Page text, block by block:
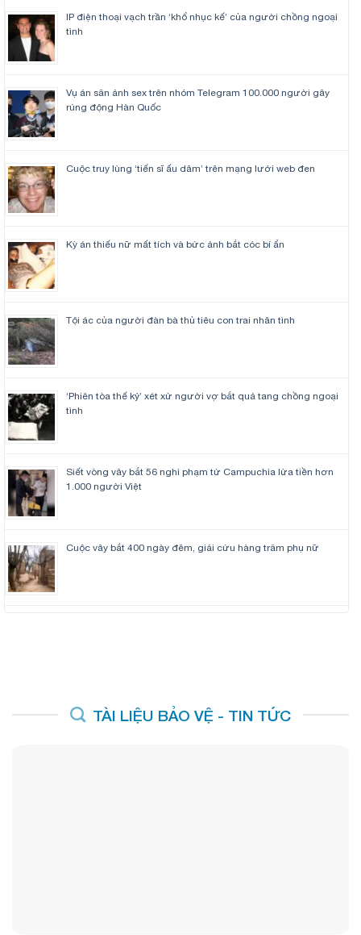
IP điện thoại vạch trần ‘khổ nhục kế’ của người chồng ngoại
tình
Vụ án săn ảnh sex trên nhóm Telegram 100.000 người gây
rúng động Hàn Quốc
Cuộc truy lùng ‘tiến sĩ ấu dâm’ trên mạng lưới web đen
Kỳ án thiếu nữ mất tích và bức ảnh bắt cóc bí ẩn
Tội ác của người đàn bà thủ tiêu con trai nhân tình
‘Phiên tòa thế kỷ’ xét xử người vợ bắt quả tang chồng ngoại
tình
Siết vòng vây bắt 56 nghi phạm từ Campuchia lừa tiền hơn
1.000 người Việt
Cuộc vây bắt 400 ngày đêm, giải cứu hàng trăm phụ nữ
TÀI LIỆU BẢO VỆ - TIN TỨC